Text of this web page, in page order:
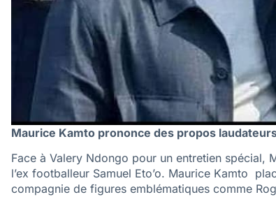
Maurice Kamto prononce des propos
Face à Valery Ndongo pour un entretien spécial,
l’ex footballeur Samuel Eto’o. Maurice Kamto
compagnie de figures emblématiques comme